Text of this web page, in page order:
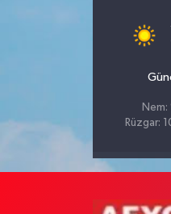
Nem:
Rüzgar: